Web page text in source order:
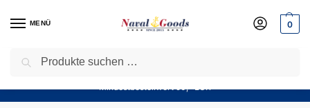
MENÜ 0
Sparen Sie jetzt bares Geld! — Mit unserem Gutschein
Mindestbestellwert 50,- EUR